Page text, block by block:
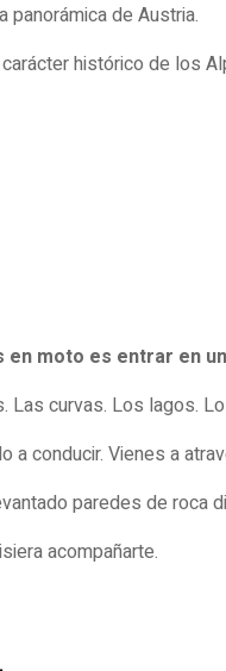
panorámica de Austria.
histórico de los
en moto es entrar en
Las curvas. Los lagos.
a conducir. Vienes a
paredes de roca
acompañarte.